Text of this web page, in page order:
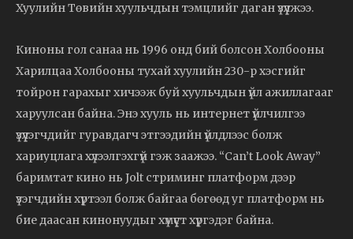
Хуулийн Төвийн хуульчдын тэмцлийг даган үзүүлжээ.
Киноны гол санаа нь 1996 онд бий болсон Холбооны
Харилцаа Холбооны тухай хуулийн 230-р хэсгийг
тойрон гарахыг хичээж буй хуульчдын үйл ажиллагааг
харуулсан байна. Энэ хууль нь интернет үйлчилгээ
үзүүлэгчдийг гуравдагч этгээдийн үйлдлээс болж
хариуцлага хүлээлгэхгүй гэж заажээ. “Can’t Look Away”
баримтат кино нь Jolt стриминг платформ дээр
үзэгчдийн хүртээл болж байгаа бөгөөд уг платформ нь
бие даасан кинонуудыг хүмүүст хүргэдэг байна.